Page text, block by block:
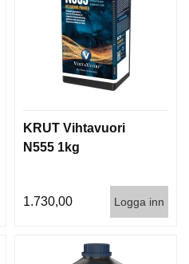
KRUT Vihtavuori
N555 1kg
1.730,00 Logga inn